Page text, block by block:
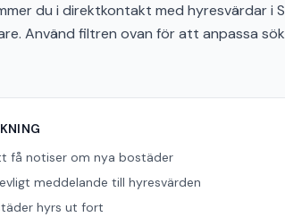
du i direktkontakt med hyresvärdar i
Använd filtren ovan för att anpassa
få notiser om nya bostäder
meddelande till hyresvärden
hyrs ut fort